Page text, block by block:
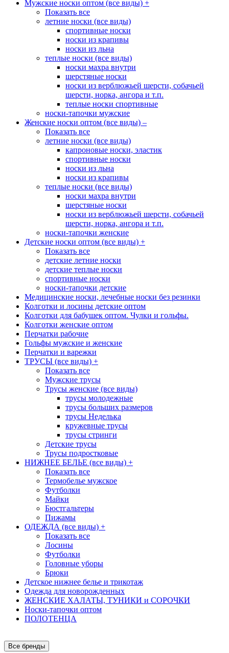
Мужские носки оптом (все виды) +
Показать все
летние носки (все виды)
спортивные носки
носки из крапивы
носки из льна
теплые носки (все виды)
носки махра внутри
шерстяные носки
носки из верблюжьей шерсти, собачьей
шерсти, норка, ангора и т.п.
теплые носки спортивные
носки-тапочки мужские
Женские носки оптом (все виды) –
Показать все
летние носки (все виды)
капроновые носки, эластик
спортивные носки
носки из льна
носки из крапивы
теплые носки (все виды)
носки махра внутри
шерстяные носки
носки из верблюжьей шерсти, собачьей
шерсти, норка, ангора и т.п.
носки-тапочки женские
Детские носки оптом (все виды) +
Показать все
детские летние носки
детские теплые носки
спортивные носки
носки-тапочки детские
Медицинские носки, лечебные носки без резинки
Колготки и лосины детские оптом
Колготки для бабушек оптом. Чулки и гольфы.
Колготки женские оптом
Перчатки рабочие
Гольфы мужские и женские
Перчатки и варежки
ТРУСЫ (все виды) +
Показать все
Мужские трусы
Трусы женские (все виды)
трусы молодежные
трусы больших размеров
трусы Неделька
кружевные трусы
трусы стринги
Детские трусы
Трусы подростковые
НИЖНЕЕ БЕЛЬЕ (все виды) +
Показать все
Термобелье мужское
Футболки
Майки
Бюстгальтеры
Пижамы
ОДЕЖДА (все виды) +
Показать все
Лосины
Футболки
Головные уборы
Брюки
Детское нижнее белье и трикотаж
Одежда для новорожденных
ЖЕНСКИЕ ХАЛАТЫ, ТУНИКИ и СОРОЧКИ
Носки-тапочки оптом
ПОЛОТЕНЦА
Все бренды